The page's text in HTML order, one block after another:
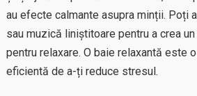
au efecte calmante asupra minții. Poți
sau muzică liniștitoare pentru a crea
pentru relaxare. O baie relaxantă este
eficientă de a-ți reduce stresul.